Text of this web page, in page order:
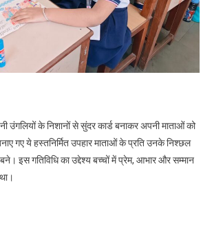
उंगलियों के निशानों से सुंदर कार्ड बनाकर अपनी माताओं को
बनाए गए ये हस्तनिर्मित उपहार माताओं के प्रति उनके निश्छल
इस गतिविधि का उद्देश्य बच्चों में प्रेम, आभार और सम्मान